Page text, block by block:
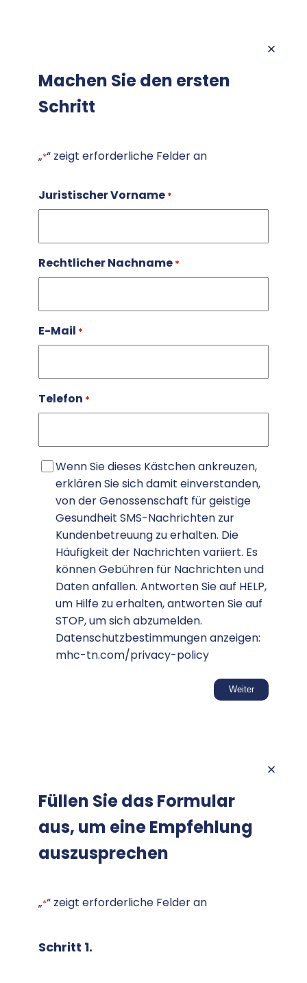
Machen Sie den ersten
Schritt
„*“ zeigt erforderliche Felder an
Juristischer Vorname *
Rechtlicher Nachname *
E-Mail *
Telefon *
SMS-
Zustimmung
Wenn Sie dieses Kästchen ankreuzen,
erklären Sie sich damit einverstanden,
von der Genossenschaft für geistige
Gesundheit SMS-Nachrichten zur
Kundenbetreuung zu erhalten. Die
Häufigkeit der Nachrichten variiert. Es
können Gebühren für Nachrichten und
Daten anfallen. Antworten Sie auf HELP,
um Hilfe zu erhalten, antworten Sie auf
STOP, um sich abzumelden.
Datenschutzbestimmungen anzeigen:
mhc-tn.com/privacy-policy
Füllen Sie das Formular
aus, um eine Empfehlung
auszusprechen
„*“ zeigt erforderliche Felder an
Schritt 1.